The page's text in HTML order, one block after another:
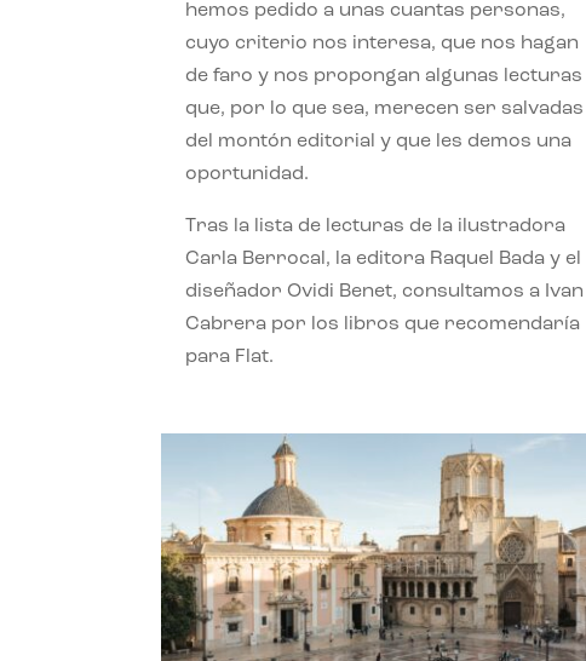
hemos pedido a unas cuantas personas,
cuyo criterio nos interesa, que nos hagan
de faro y nos propongan algunas lecturas
que, por lo que sea, merecen ser salvadas
del montón editorial y que les demos una
oportunidad.
Tras la lista de lecturas de la ilustradora
Carla Berrocal, la editora Raquel Bada y el
diseñador Ovidi Benet, consultamos a Ivan
Cabrera por los libros que recomendaría
para Flat.